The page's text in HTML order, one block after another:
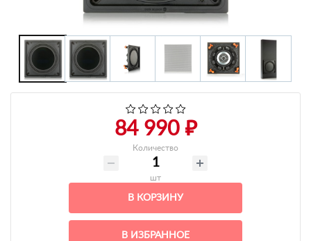
84 990 ₽
Количество
шт
В КОРЗИНУ
В ИЗБРАННОЕ